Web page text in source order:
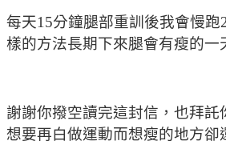
每天15分鐘腿部重訓後我會慢跑
樣的方法長期下來腿會有瘦的一
謝謝你撥空讀完這封信，也拜託
想要再白做運動而想瘦的地方卻